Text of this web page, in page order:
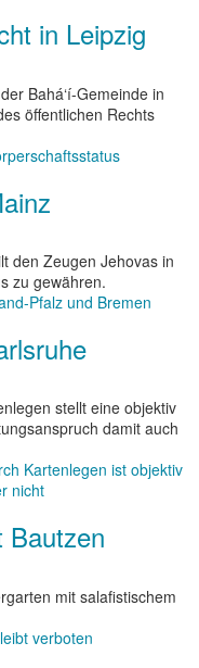
in Leipzig
Bahá‘í-Gemeinde in
öffentlichen Rechts
den Zeugen Jehovas in
zu gewähren.
Pfalz und Bremen
stellt eine objektiv
damit auch
Kartenlegen ist objektiv
nicht
Bautzen
mit salafistischem
verboten